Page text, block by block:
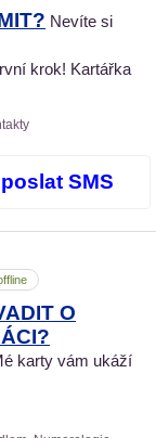
Nevíte si
krok! Kartářka
SMS
O
karty vám ukáží